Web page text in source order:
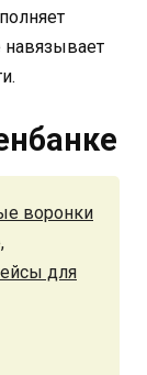
навязывает
воронки
для